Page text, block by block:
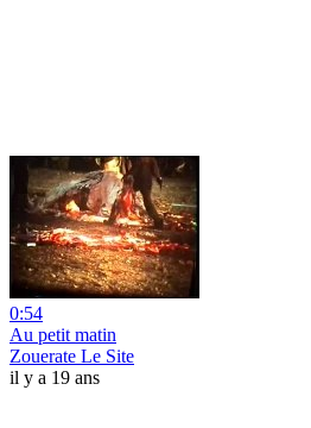
0:54
Au petit matin
Zouerate Le Site
il y a 19 ans